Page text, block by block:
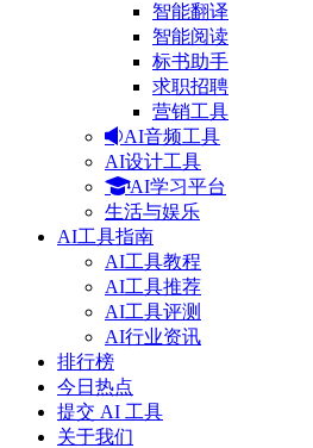
智能翻译
智能阅读
标书助手
求职招聘
营销工具
AI音频工具
AI设计工具
AI学习平台
生活与娱乐
AI工具指南
AI工具教程
AI工具推荐
AI工具评测
AI行业资讯
排行榜
今日热点
提交 AI 工具
关于我们